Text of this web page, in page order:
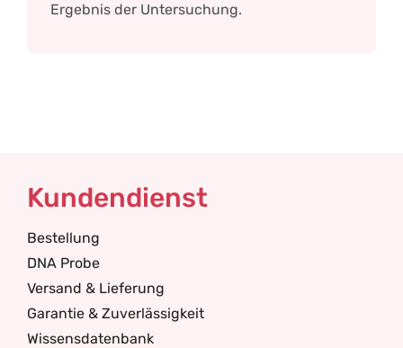
Ergebnis der Untersuchung.
Kundendienst
Bestellung
DNA Probe
Versand & Lieferung
Garantie & Zuverlässigkeit
Wissensdatenbank